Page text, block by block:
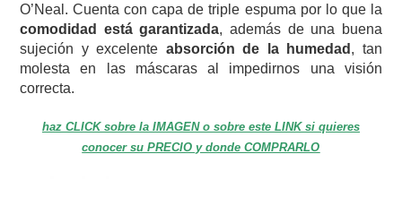
O’Neal. Cuenta con capa de triple espuma por lo que la
comodidad está garantizada, además de una buena
sujeción y excelente absorción de la humedad , tan
molesta en las máscaras al impedirnos una visión
correcta.
haz CLICK sobre la IMAGEN o sobre este LINK si quieres
conocer su PRECIO y donde COMPRARLO